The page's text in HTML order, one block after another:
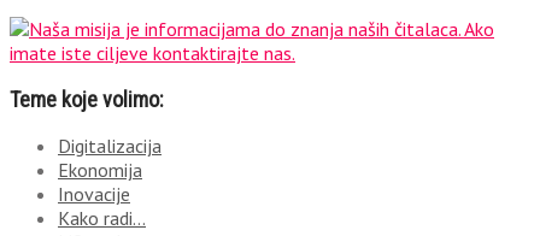
Teme koje volimo:
Digitalizacija
Ekonomija
Inovacije
Kako radi…